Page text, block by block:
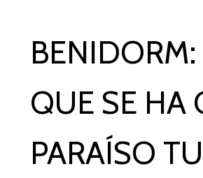
QUE SE HA
PARAÍSO